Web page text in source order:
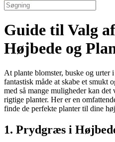
Guide til Valg
Højbede og
At plante blomster, buske og urter
fantastisk måde at skabe et smukt
med så mange muligheder kan
rigtige planter. Her er en
finde de perfekte planter til dine
1. Prydgræs i